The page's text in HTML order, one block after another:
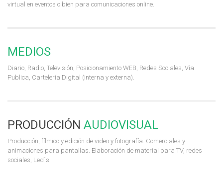
virtual en eventos o bien para comunicaciones online.
MEDIOS
Diario, Radio, Televisión, Posicionamiento WEB, Redes Sociales, Vía
Publica, Cartelería Digital (interna y externa).
PRODUCCIÓN AUDIOVISUAL
Producción, fílmico y edición de video y fotografía. Comerciales y
animaciones para pantallas. Elaboración de material para TV, redes
sociales, Led´s.